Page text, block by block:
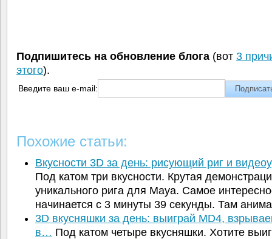
Подпишитесь на обновление блога (вот 3
этого).
Введите ваш e-mail:
Похожие статьи:
Вкусности 3D за день: рисующий риг и
Под катом три вкусности. Крутая
уникального рига для Maya. Самое
начинается с 3 минуты 39 секунды. Там
3D вкусняшки за день: выиграй MD4,
в… Под катом четыре вкусняшки. Хотите